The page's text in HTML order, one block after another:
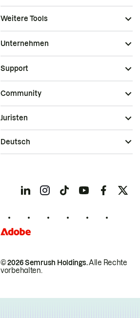
Weitere Tools
Unternehmen
Support
Community
© 2026 Semrush Holdings.Alle Rechte
vorbehalten.
Juristen
Deutsch